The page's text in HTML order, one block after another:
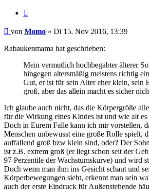
Beitrag
von Momo » Di 15. Nov 2016, 13:39
Rabaukenmama hat geschrieben:
Mein vermutlich hochbegabter älterer
hingegen altersmäßig meistens richtig
Gut, er ist für sein Alter eher klein, sein
groß, aber das allein macht es sicher
Ich glaube auch nicht, das die Körpergröße
für die Wirkung eines Kindes ist und wie alt es
Doch in Eurem Falle kann ich mir vorstellen,
Menschen unbewusst eine große Rolle spielt,
auffallend groß bzw klein sind, oder? Der
ist z.B. extrem groß (er liegt schon seit der
97 Perzentile der Wachstumskurve) und wird
Doch wenn man ihm ins Gesicht schaut und
Körperbewegungen sieht, erkennt man sein
auch der erste Eindruck für Außenstehende